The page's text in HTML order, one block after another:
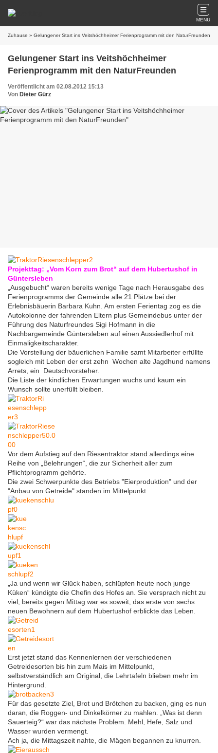
MENU
Zuhause » Gelungener Start ins Veitshöchheimer Ferienprogramm mit den NaturFreunden
Gelungener Start ins Veitshöchheimer
Ferienprogramm mit den NaturFreunden
Veröffentlicht am 02.08.2012 15:13
Von Dieter Gürz
Projekttag: „Vom Korn zum Brot“ auf dem Hubertushof in
Güntersleben
„Ausgebucht“ waren bereits wenige Tage nach Herausgabe des
Ferienprogramms der Gemeinde alle 21 Plätze bei der
Erlebnisbäuerin Barbara Kuhn. Am ersten Ferientag zog es die
Autokolonne der fahrenden Eltern plus Gemeindebus unter der
Führung des Naturfreundes Sigi Hofmann in die
Nachbargemeinde Güntersleben auf einen Aussiedlerhof mit
Einmaligkeitscharakter.
Die Vorstellung der bäuerlichen Familie samt Mitarbeiter erfüllte
sogleich mit Leben der erst zehn Wochen alte Jagdhund namens
Arrets, ein Deutschvorsteher.
Die Liste der kindlichen Erwartungen wuchs und kaum ein
Wunsch sollte unerfüllt bleiben.
Vor dem Aufstieg auf den Riesentraktor stand allerdings eine
Reihe von „Belehrungen“, die zur Sicherheit aller zum
Pflichtprogramm gehörte.
Die zwei Schwerpunkte des Betriebs "Eierproduktion" und der
"Anbau von Getreide" standen im Mittelpunkt.
„Ja und wenn wir Glück haben, schlüpfen heute noch junge
Küken“ kündigte die Chefin des Hofes an. Sie versprach nicht zu
viel, bereits gegen Mittag war es soweit, das erste von sechs
neuen Bewohnern auf dem Hubertushof erblickte das Leben.
Erst jetzt stand das Kennenlernen der verschiedenen
Getreidesorten bis hin zum Mais im Mittelpunkt,
selbstverständlich am Original, die Lehrtafeln blieben mehr im
Hintergrund.
Für das gesetzte Ziel, Brot und Brötchen zu backen, ging es nun
daran, die Roggen- und Dinkelkörner zu mahlen. „Was ist denn
Sauerteig?“ war das nächste Problem. Mehl, Hefe, Salz und
Wasser wurden vermengt.
Ach ja, die Mittagszeit nahte, die Mägen begannen zu knurren.